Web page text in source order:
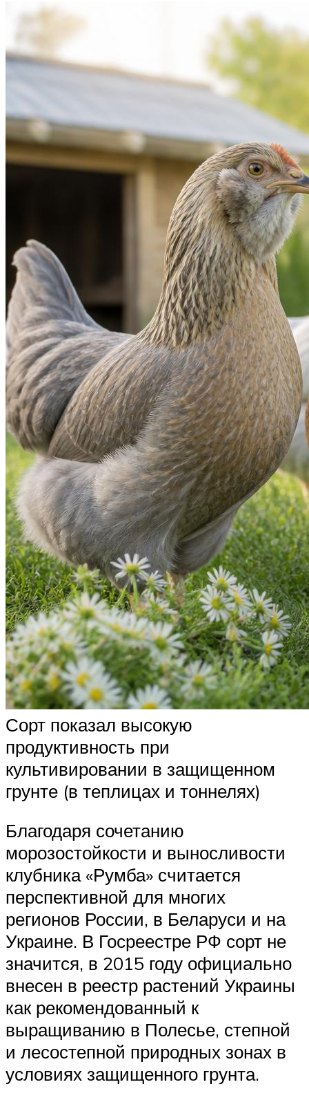
Сорт показал высокую
продуктивность при
культивировании в защищенном
грунте (в теплицах и тоннелях)
Благодаря сочетанию
морозостойкости и выносливости
клубника «Румба» считается
перспективной для многих
регионов России, в Беларуси и на
Украине. В Госреестре РФ сорт не
значится, в 2015 году официально
внесен в реестр растений Украины
как рекомендованный к
выращиванию в Полесье, степной
и лесостепной природных зонах в
условиях защищенного грунта.